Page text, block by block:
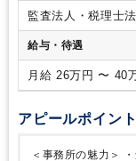
監査法人・税理士
所）
給与・待遇
アピールポイント
＜事務所の魅力＞